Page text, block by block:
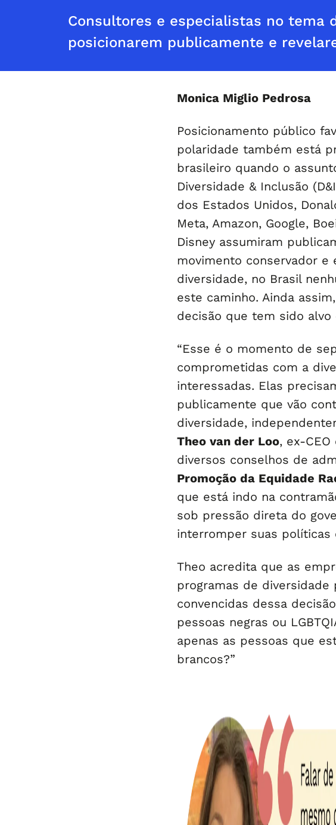
Consultores e especialistas no tema
posicionarem publicamente e
Monica Miglio Pedrosa
Posicionamento público
polaridade também está
brasileiro quando o
Diversidade & Inclusão
dos Estados Unidos,
Meta, Amazon, Google,
Disney assumiram
movimento conservador e
diversidade, no Brasil
este caminho. Ainda
decisão que tem sido
“Esse é o momento de
comprometidas com a
interessadas. Elas
publicamente que vão
diversidade,
Theo van der Loo, ex-
diversos conselhos de
Promoção da Equidade
que está indo na
sob pressão direta do
interromper suas políticas
Theo acredita que as
programas de diversidade
convencidas dessa
pessoas negras ou
apenas as pessoas que
brancos?”